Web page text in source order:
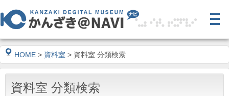
HOME > 資料室 > 資料室 分類検索
資料室 分類検索